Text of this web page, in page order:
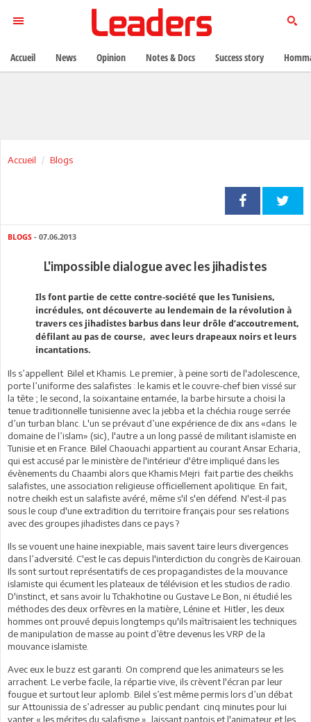
Accueil Blogs
BLOGS - 07.06.2013
L'impossible dialogue avec les jihadistes
Ils font partie de cette contre-société que les Tunisiens,
incrédules, ont découverte au lendemain de la révolution à
travers ces jihadistes barbus dans leur drôle d’accoutrement,
défilant au pas de course, avec leurs drapeaux noirs et leurs
incantations.
Ils s’appellent Bilel et Khamis. Le premier, à peine sorti de l'adolescence,
porte l’uniforme des salafistes : le kamis et le couvre-chef bien vissé sur
la tête ; le second, la soixantaine entamée, la barbe hirsute a choisi la
tenue traditionnelle tunisienne avec la jebba et la chéchia rouge serrée
d’un turban blanc. L'un se prévaut d’une expérience de dix ans «dans le
domaine de l’islam» (sic), l'autre a un long passé de militant islamiste en
Tunisie et en France. Bilel Chaouachi appartient au courant Ansar Echaria,
qui est accusé par le ministère de l'intérieur d'être impliqué dans les
évènements du Chaambi alors que Khamis Mejri fait partie des cheikhs
salafistes, une association religieuse officiellement apolitique. En fait,
notre cheikh est un salafiste avéré, même s'il s'en défend. N'est-il pas
sous le coup d'une extradition du territoire français pour ses relations
avec des groupes jihadistes dans ce pays ?
Ils se vouent une haine inexpiable, mais savent taire leurs divergences
dans l’adversité. C'est le cas depuis l'interdiction du congrès de Kairouan.
Ils sont surtout représentatifs de ces propagandistes de la mouvance
islamiste qui écument les plateaux de télévision et les studios de radio.
D'instinct, et sans avoir lu Tchakhotine ou Gustave Le Bon, ni étudié les
méthodes des deux orfèvres en la matière, Lénine et Hitler, les deux
hommes ont prouvé depuis longtemps qu'ils maîtrisaient les techniques
de manipulation de masse au point d’être devenus les VRP de la
mouvance islamiste.
Avec eux le buzz est garanti. On comprend que les animateurs se les
arrachent. Le verbe facile, la répartie vive, ils crèvent l'écran par leur
fougue et surtout leur aplomb. Bilel s’est même permis lors d’un débat
sur Attounissia de s’adresser au public pendant cinq minutes pour lui
vanter « les mérites du salafisme », laissant pantois et l'animateur et les
Accueil News Opinion Notes & Docs Success story